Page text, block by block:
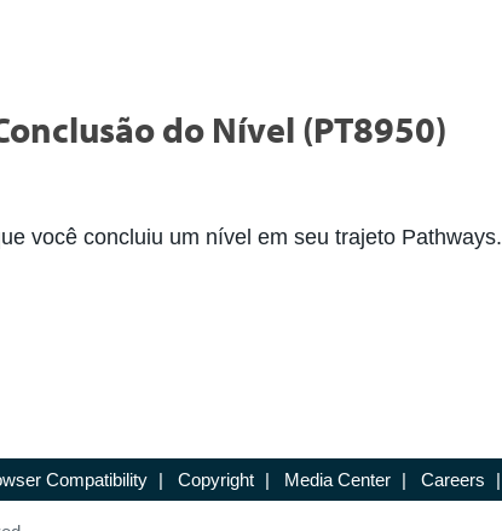
do Nível (PT8950)
você concluiu um nível em seu trajeto Pathways.
Compatibility | Copyright | Media Center | Careers |